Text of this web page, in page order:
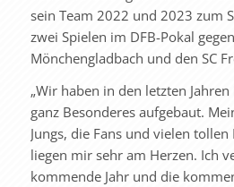
sein Team 2022 und 2023 zum
zwei Spielen im DFB-Pokal
Mönchengladbach und den SC
„Wir haben in den letzten
ganz Besonderes aufgebaut.
Jungs, die Fans und vielen
liegen mir sehr am Herzen. Ich
kommende Jahr und die